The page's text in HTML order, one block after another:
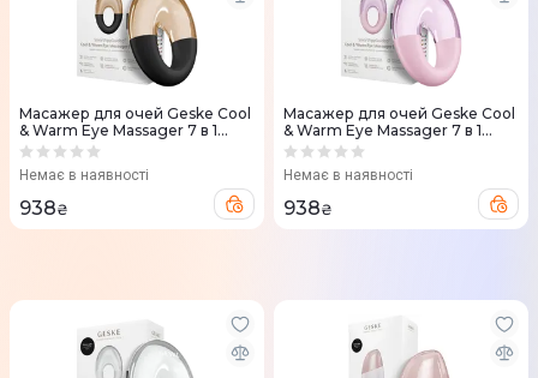
Масажер для очей Geske Cool
& Warm Eye Massager 7 в 1
чорний
Немає в наявності
938₴
Масажер для очей Geske Cool
& Warm Eye Massager 7 в 1
Рожевий
Немає в наявності
938₴